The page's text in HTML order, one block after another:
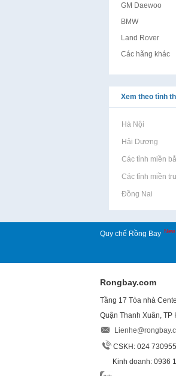
GM Daewoo
BMW
Land Rover
Các hãng khác
Xem theo tỉnh
Rao vặt tại Hà Nội
Rao vặt tại Hải Dương
Rao vặt tại Các tỉnh miền
Rao vặt tại Các tỉnh miền
Rao vặt tại Đồng Nai
Quy chế Rồng Bay New
Rongbay.com
Tầng 17 Tòa nhà
Quận Thanh Xuân, TP
CSKH: 024
Kinh doanh: 0936